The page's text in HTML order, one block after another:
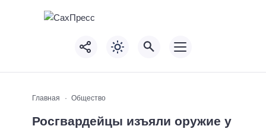
Главная Общество
Росгвардейцы изъяли оружие у